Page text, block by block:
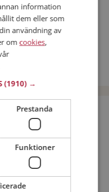
:Cattis,Malin,Ida
kostnad!
Kvinna
information
dem eller som
användning av
om cookies,
(1910) →
Prestanda
Funktioner